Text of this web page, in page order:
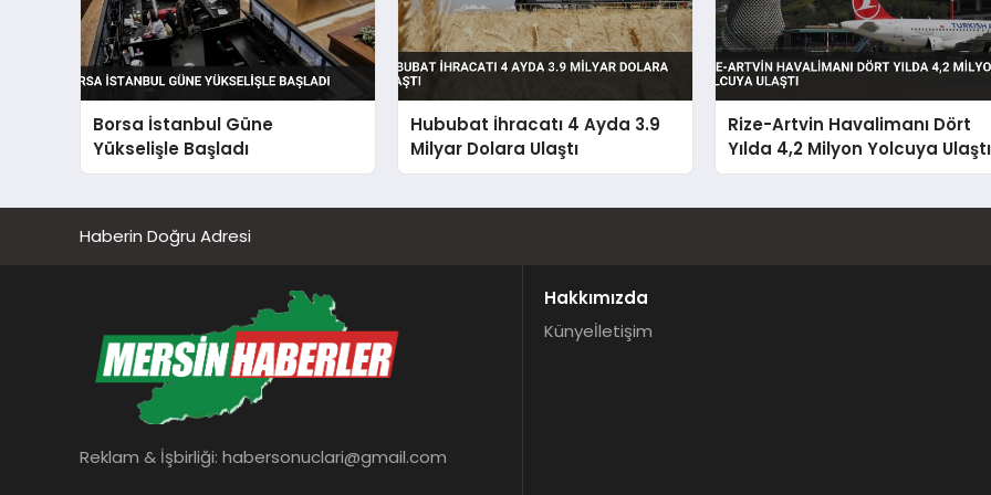
Borsa İstanbul Güne
Yükselişle Başladı
Hububat İhracatı 4 Ayda 3.9
Milyar Dolara Ulaştı
Rize-Artvin Havalimanı Dört
Yılda 4,2 Milyon Yolcuya Ulaştı
Haberin Doğru Adresi
Reklam & İşbirliği: habersonuclari@gmail.com
Hakkımızda
Künyeİletişim